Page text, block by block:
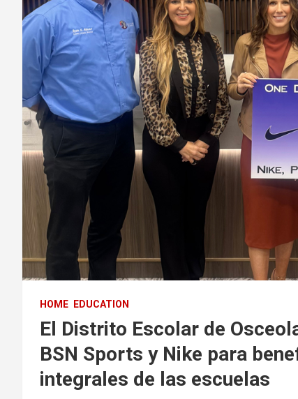
HOME EDUCATION
El Distrito Escolar de
BSN Sports y Nike para
integrales de las escuelas